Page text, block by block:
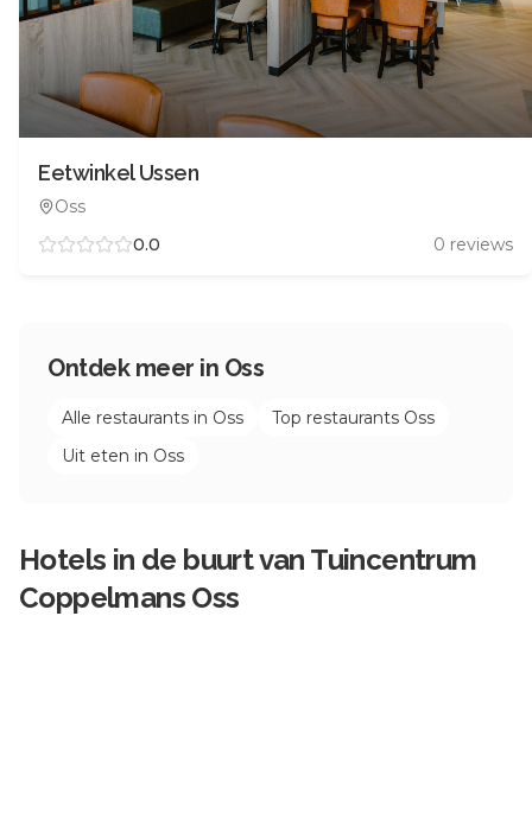
Eetwinkel Ussen
Oss
0.0
0 reviews
Ontdek meer in Oss
Alle restaurants in Oss Top restaurants Oss
Uit eten in Oss
Hotels in de buurt van Tuincentrum
Coppelmans Oss